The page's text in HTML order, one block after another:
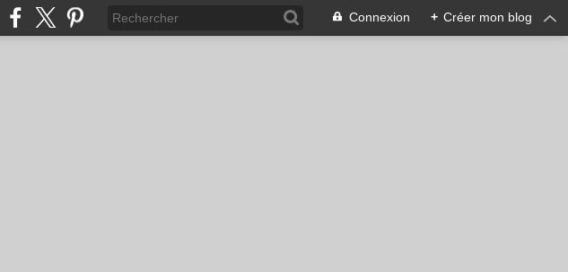
Connexion + Créer mon blog